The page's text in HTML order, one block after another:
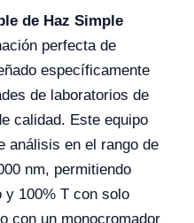
de Haz Simple
perfecta de
específicamente
de laboratorios de
calidad. Este equipo
análisis en el rango de
nm, permitiendo
y 100% T con solo
con un monocromador